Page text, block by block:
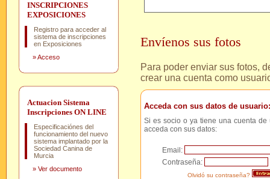
INSCRIPCIONES
EXPOSICIONES
Registro para acceder al
sistema de inscripciones
en Exposiciones
»Acceso
Actuacion Sistema
Inscripciones ON LINE
Especificaciónes del
funcionamiento del nuevo
sistema implantado por la
Sociedad Canina de
Murcia
» Ver documento
Envíenos sus fotos
Para poder enviar sus fotos,
crear una cuenta como
Acceda con sus datos de usuario:
Si es socio o ya tiene una cuenta de
acceda con sus datos:
Email:
Contraseña:
Olvidó su contraseña?